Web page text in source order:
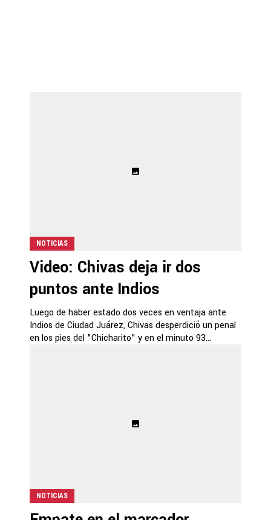
NOTICIAS
Video: Chivas deja ir dos
puntos ante Indios
Luego de haber estado dos veces en ventaja ante
Indios de Ciudad Juárez, Chivas desperdició un penal
en los pies del "Chicharito" y en el minuto 93...
NOTICIAS